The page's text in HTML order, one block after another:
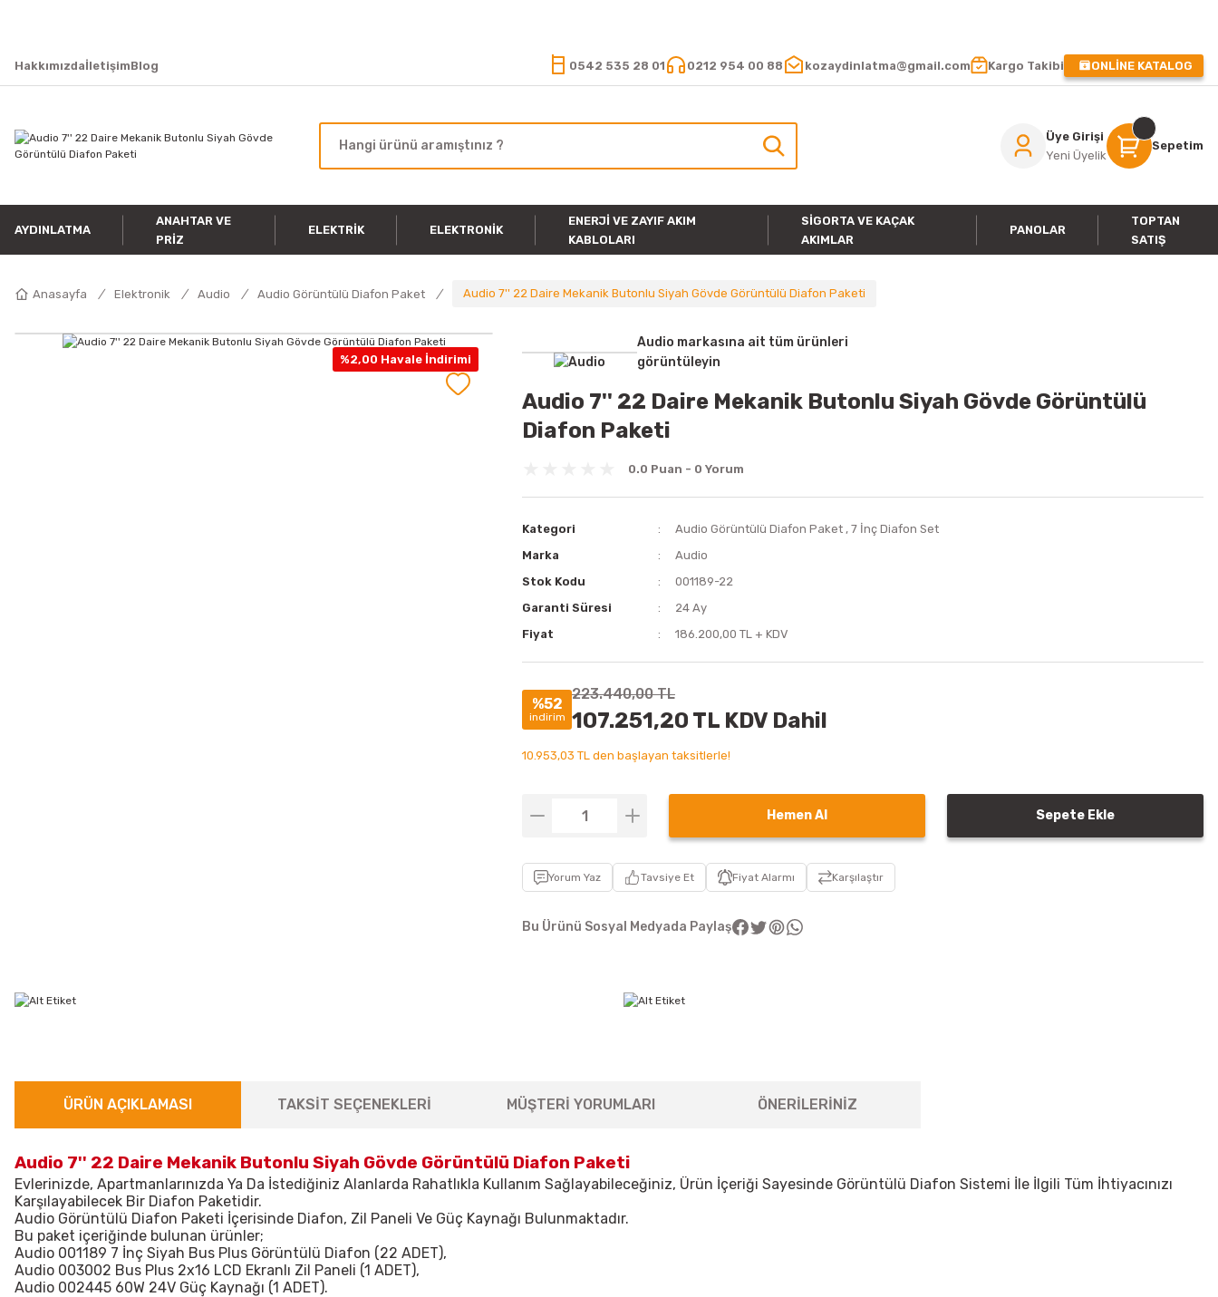
HakkımızdaİletişimBlog 0542 535 28 01 0212 954 00 88 kozaydinlatma@gmail.com Kargo Takibi ONLİNE KATALOG
Üye Girişi
Yeni Üyelik
Sepetim
AYDINLATMA
ANAHTAR VE
PRIZ
ELEKTRIK ELEKTRONIK
ENERJI VE ZAYIF AKIM
KABLOLARI
SIGORTA VE KAÇAK
AKIMLAR
PANOLAR
TOPTAN
SATIŞ
Anasayfa Elektronik Audio Audio Görüntülü Diafon Paket Audio 7'' 22 Daire Mekanik Butonlu Siyah Gövde Görüntülü Diafon Paketi
%2,00 Havale İndirimi
Audio markasına ait tüm ürünleri
görüntüleyin
Audio 7'' 22 Daire Mekanik Butonlu Siyah Gövde Görüntülü
Diafon Paketi
0.0 Puan - 0 Yorum
Kategori Audio Görüntülü Diafon Paket ,7 İnç Diafon Set
Marka
Audio
Stok Kodu
001189-22
Garanti Süresi
24 Ay
Fiyat
186.200,00 TL + KDV
%52
indirim
223.440,00 TL
107.251,20 TL KDV Dahil
10.953,03 TL den başlayan taksitlerle!
Hemen Al Sepete Ekle
Yorum Yaz Tavsiye Et Fiyat Alarmı Karşılaştır
Bu Ürünü Sosyal Medyada Paylaş
ÜRÜN AÇIKLAMASI TAKSİT SEÇENEKLERİ MÜŞTERİ YORUMLARI ÖNERİLERİNİZ
Audio 7'' 22 Daire Mekanik Butonlu Siyah Gövde Görüntülü Diafon Paketi
Evlerinizde, Apartmanlarınızda Ya Da İstediğiniz Alanlarda Rahatlıkla Kullanım Sağlayabileceğiniz, Ürün İçeriği Sayesinde Görüntülü Diafon Sistemi İle İlgili Tüm İhtiyacınızı
Karşılayabilecek Bir Diafon Paketidir.
Audio Görüntülü Diafon Paketi İçerisinde Diafon, Zil Paneli Ve Güç Kaynağı Bulunmaktadır.
Bu paket içeriğinde bulunan ürünler;
Audio 001189 7 İnç Siyah Bus Plus Görüntülü Diafon (22 ADET),
Audio 003002 Bus Plus 2x16 LCD Ekranlı Zil Paneli (1 ADET),
Audio 002445 60W 24V Güç Kaynağı (1 ADET).